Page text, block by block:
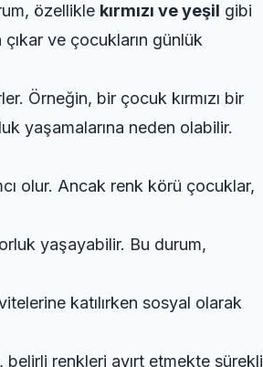
özellikle kırmızı ve yeşil gibi
ve çocukların günlük
Örneğin, bir çocuk kırmızı bir
yaşamalarına neden olabilir.
olur. Ancak renk körü çocuklar,
yaşayabilir. Bu durum,
katılırken sosyal olarak
belirli renkleri ayırt etmekte sürekli